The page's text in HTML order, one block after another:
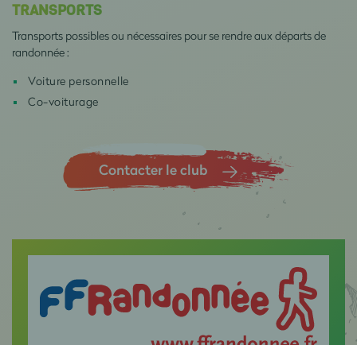
TRANSPORTS
Transports possibles ou nécessaires pour se rendre aux départs de
randonnée :
Voiture personnelle
Co-voiturage
Contacter le club